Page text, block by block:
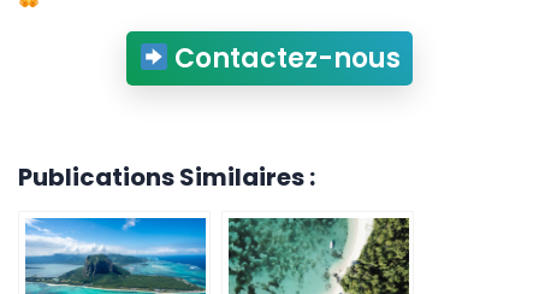
Contactez-nous
Publications Similaires :